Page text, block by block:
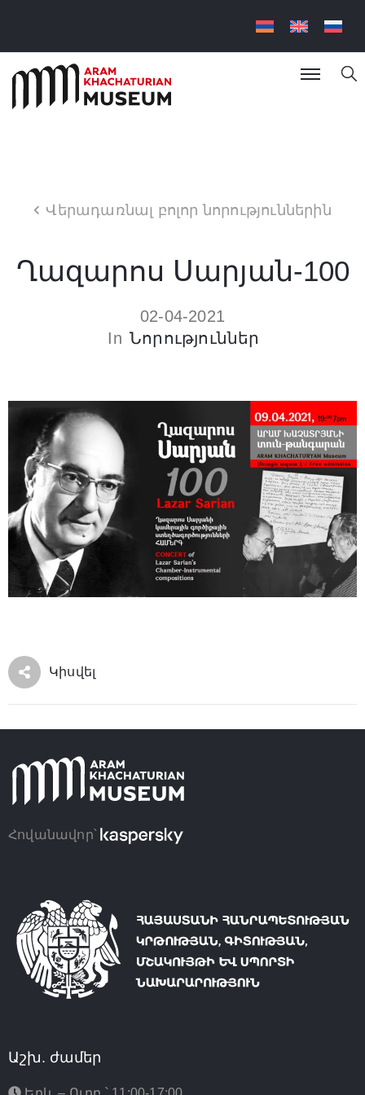
Վերադառնալ բոլոր նորություններին
Ղազարոս Սարյան-100
02-04-2021
In Նորություններ
Կիսվել
Հովանավոր՝
Աշխ. ժամեր